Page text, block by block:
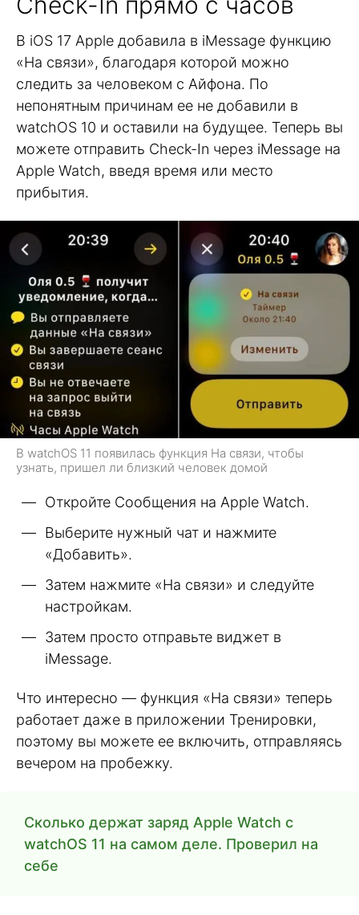
В iOS 17 Apple добавила в iMessage функцию
«На связи», благодаря которой можно
следить за человеком с Айфона. По
непонятным причинам ее не добавили в
watchOS 10 и оставили на будущее. Теперь вы
можете отправить Check-In через iMessage на
Apple Watch, введя время или место
прибытия.
В watchOS 11 появилась функция На связи, чтобы
узнать, пришел ли близкий человек домой
Откройте Сообщения на Apple Watch.
Выберите нужный чат и нажмите
«Добавить».
Затем нажмите «На связи» и следуйте
настройкам.
Затем просто отправьте виджет в
iMessage.
Что интересно — функция «На связи» теперь
работает даже в приложении Тренировки,
поэтому вы можете ее включить, отправляясь
вечером на пробежку.
Сколько держат заряд Apple Watch с
watchOS 11 на самом деле. Проверил на
себе